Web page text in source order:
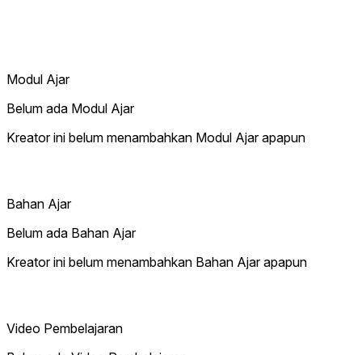
Modul Ajar
Belum ada Modul Ajar
Kreator ini belum menambahkan Modul Ajar apapun
Bahan Ajar
Belum ada Bahan Ajar
Kreator ini belum menambahkan Bahan Ajar apapun
Video Pembelajaran